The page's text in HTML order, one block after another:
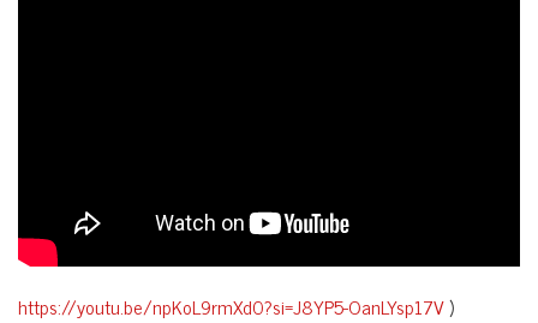
https://youtu.be/npKoL9rmXd0?si=J8YP5-OanLYsp17V)